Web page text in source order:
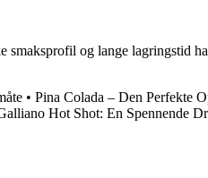
og lange lagringstid
• Pina Colada – Den Perfekte
Hot Shot: En Spennende